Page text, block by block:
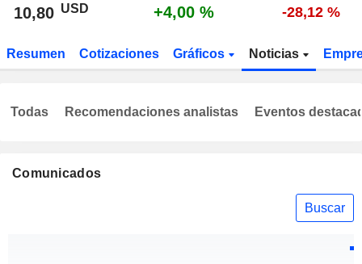
10,80 USD +4,00 % -28,12 %
Resumen Cotizaciones Gráficos Noticias
Comunicados
Buscar
Todas Recomendaciones analistas Eventos